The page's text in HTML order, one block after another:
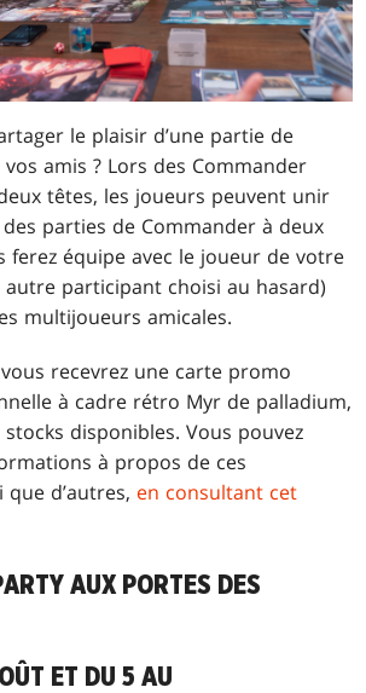
le plaisir d’une partie de
amis ? Lors des Commander
têtes, les joueurs peuvent unir
parties de Commander à deux
ferez équipe avec le joueur de votre
autre participant choisi au hasard)
multijoueurs amicales.
recevrez une carte promo
à cadre rétro Myr de palladium,
disponibles. Vous pouvez
à propos de ces
d’autres, en consultant cet
AUX PORTES DES
ET DU 5 AU